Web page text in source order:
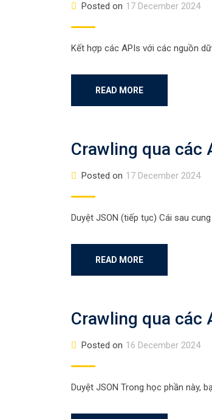
Posted on 17 December 2024
Kết hợp các APIs với các nguồn
READ MORE
Crawling qua các
Posted on 17 December 2024
Duyệt JSON (tiếp tục) Cái sau
READ MORE
Crawling qua các
Posted on 16 December 2024
Duyệt JSON Trong học phần này,